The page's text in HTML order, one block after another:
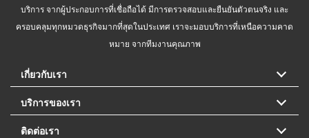
บริการ จากผู้ประกอบการที่เชื่อถือได้ มีการตรวจสอบและยืนยันตัวตนจริง และ
ครอบคลุมทุกหมวดธุรกิจมากที่สุดในประเทศ เราจะมอบบริการที่เหนือความคาด
หมาย จากทีมงานคุณภาพ
เกี่ยวกับเรา
บริการของเรา
ติดต่อเรา